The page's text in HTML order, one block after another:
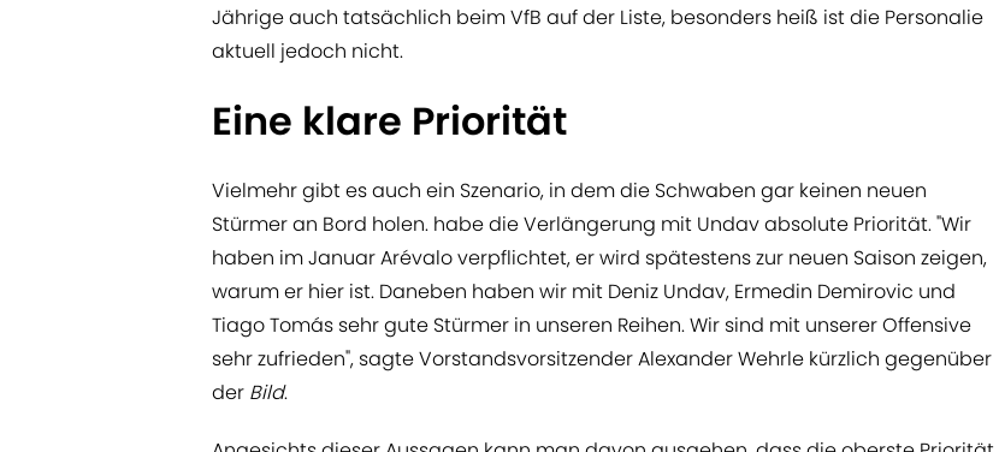
Jährige auch tatsächlich beim VfB auf der Liste, besonders heiß ist die Personalie
aktuell jedoch nicht.
Eine klare Priorität
Vielmehr gibt es auch ein Szenario, in dem die Schwaben gar keinen neuen
Stürmer an Bord holen. habe die Verlängerung mit Undav absolute Priorität. "Wir
haben im Januar Arévalo verpflichtet, er wird spätestens zur neuen Saison zeigen,
warum er hier ist. Daneben haben wir mit Deniz Undav, Ermedin Demirovic und
Tiago Tomás sehr gute Stürmer in unseren Reihen. Wir sind mit unserer Offensive
sehr zufrieden", sagte Vorstandsvorsitzender Alexander Wehrle kürzlich gegenüber
der Bild.